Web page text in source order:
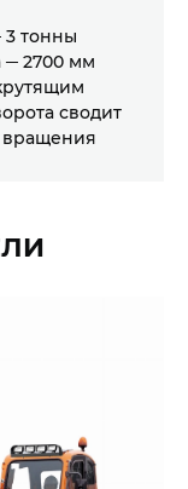
тонны
─ 2700 мм
сводит